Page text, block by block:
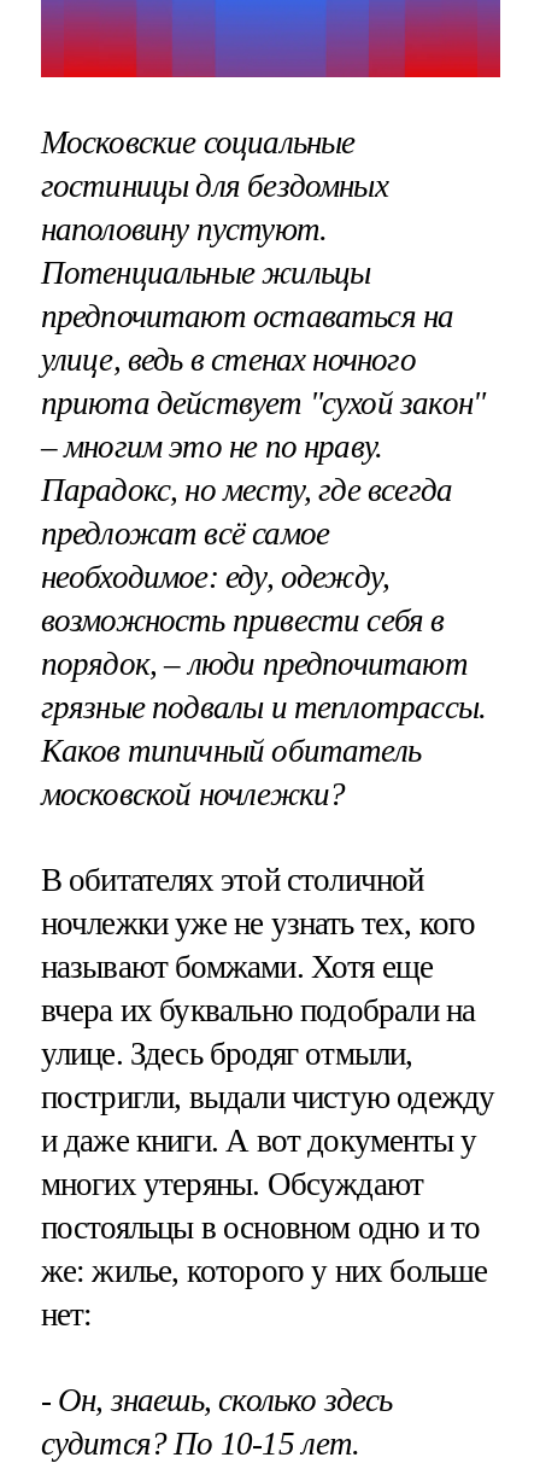
Московские социальные
гостиницы для бездомных
наполовину пустуют.
Потенциальные жильцы
предпочитают оставаться на
улице, ведь в стенах ночного
приюта действует "сухой закон"
– многим это не по нраву.
Парадокс, но месту, где всегда
предложат всё самое
необходимое: еду, одежду,
возможность привести себя в
порядок, – люди предпочитают
грязные подвалы и теплотрассы.
Каков типичный обитатель
московской ночлежки?
В обитателях этой столичной
ночлежки уже не узнать тех, кого
называют бомжами. Хотя еще
вчера их буквально подобрали на
улице. Здесь бродяг отмыли,
постригли, выдали чистую одежду
и даже книги. А вот документы у
многих утеряны. Обсуждают
постояльцы в основном одно и то
же: жилье, которого у них больше
нет:
- Он, знаешь, сколько здесь
судится? По 10-15 лет.